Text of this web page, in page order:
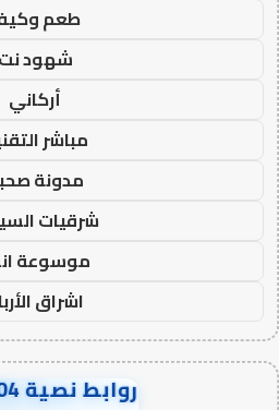
طعم
شهود نت
أركاني
مباشر
مدونة
شرقيات
موسوعة
اشراق
روابط نصية AA14704